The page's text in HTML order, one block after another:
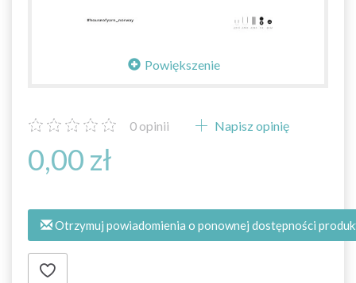
Powiększenie
0 opinii Napisz opinię
0,00 zł
Otrzymuj powiadomienia o ponownej dostępności